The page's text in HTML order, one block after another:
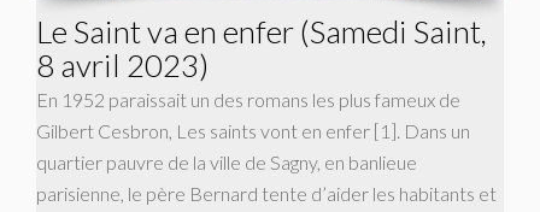
Le Saint va en enfer (Samedi Saint,
8 avril 2023)
En 1952 paraissait un des romans les plus fameux de
Gilbert Cesbron, Les saints vont en enfer [1]. Dans un
quartier pauvre de la ville de Sagny, en banlieue
parisienne, le père Bernard tente d’aider les habitants et